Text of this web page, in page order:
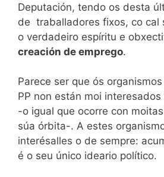
Deputación, tendo os desta
de traballadores fixos, co cal
o verdadeiro espíritu e
creación de emprego.
Parece ser que ós
PP non están moi
-o igual que ocorre con
súa órbita-. A estes
interésalles o de sempre:
é o seu único ideario político.